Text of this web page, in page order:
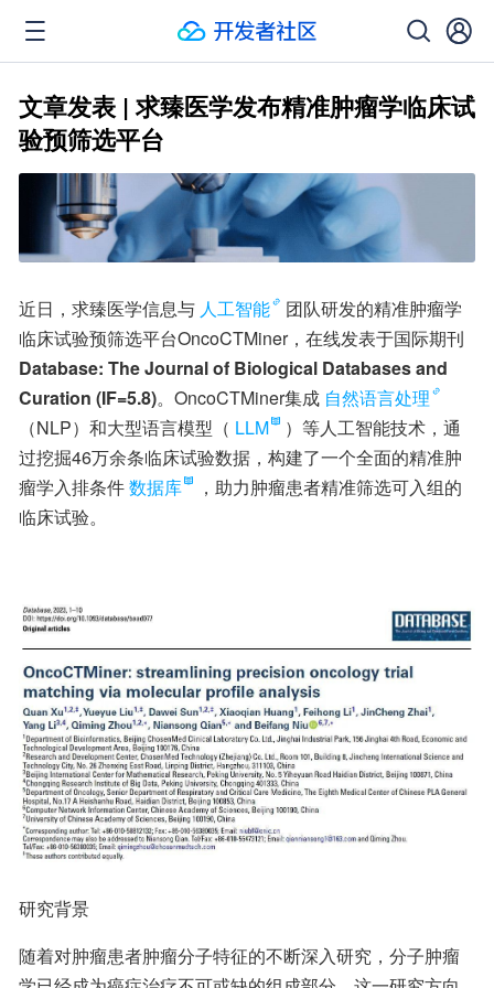
文章发表 | 求臻医学发布精准肿瘤学临床试
验预筛选平台
近日，求臻医学信息与 人工智能
团队研发的精准肿瘤学
临床试验预筛选平台OncoCTMiner，在线发表于国际期刊
Database: The Journal of Biological Databases and
Curation (IF=5.8)。OncoCTMiner集成 自然语言处理
（NLP）和大型语言模型（ LLM
）等人工智能技术，通
过挖掘46万余条临床试验数据，构建了一个全面的精准肿
瘤学入排条件数据库
，助力肿瘤患者精准筛选可入组的
临床试验。
研究背景
随着对肿瘤患者肿瘤分子特征的不断深入研究，分子肿瘤